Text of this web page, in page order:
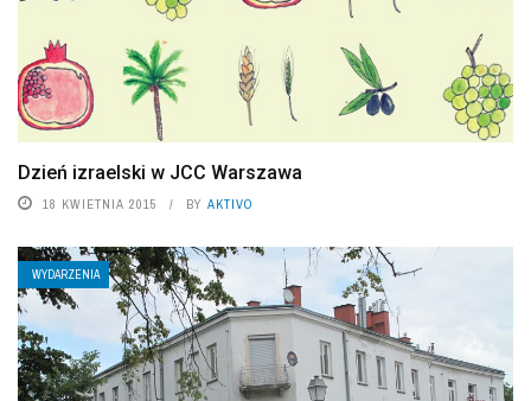
Dzień izraelski w JCC Warszawa
18 KWIETNIA 2015 BY AKTIVO
WYDARZENIA